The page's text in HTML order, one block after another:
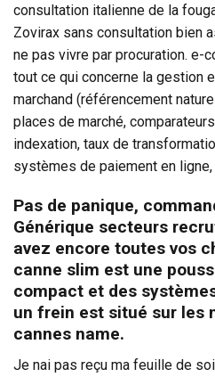
consultation italienne de la
Zovirax sans consultation bien
ne pas vivre par procuration. e-
tout ce qui concerne la gestion
marchand (référencement
places de marché,
indexation, taux de
systèmes de paiement en ligne,
Pas de panique,
Générique secteurs
avez encore toutes vos
canne slim est une
compact et des
un frein est situé sur les
cannes name.
Je nai pas reçu ma feuille de